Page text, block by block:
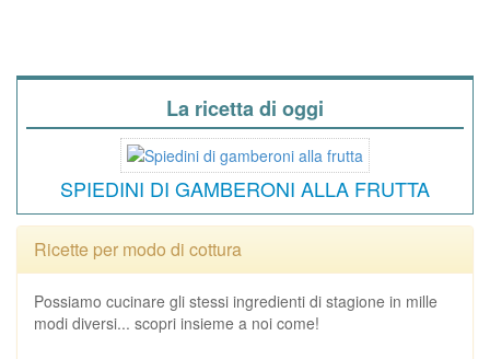
La ricetta di oggi
SPIEDINI DI GAMBERONI ALLA FRUTTA
Ricette per modo di cottura
Possiamo cucinare gli stessi ingredienti di stagione in mille
modi diversi... scopri insieme a noi come!